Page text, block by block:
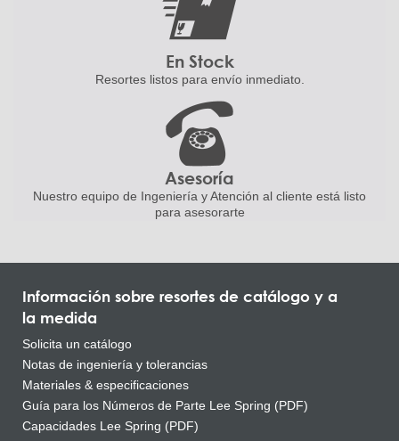
En Stock
Resortes listos para envío inmediato.
Asesoría
Nuestro equipo de Ingeniería y Atención al cliente está listo
para asesorarte
Información sobre resortes de catálogo y a
la medida
Solicita un catálogo
Notas de ingeniería y tolerancias
Materiales & especificaciones
Guía para los Números de Parte Lee Spring (PDF)
Capacidades Lee Spring (PDF)